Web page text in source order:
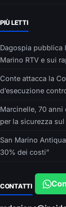
PIÙ LETTI
Dagospia pubblica
Marino RTV e sui
Conte attacca la
d’esecuzione
Marcinelle, 70 anni
per la sicurezza sul
San Marino
30% dei costi”
CONTATTI